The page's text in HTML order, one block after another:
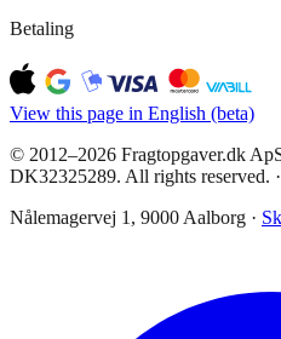
Betaling
View this page in English (beta)
© 2012–2026 Fragtopgaver.dk
DK32325289. All rights reserved. ·
Nålemagervej 1, 9000 Aalborg ·